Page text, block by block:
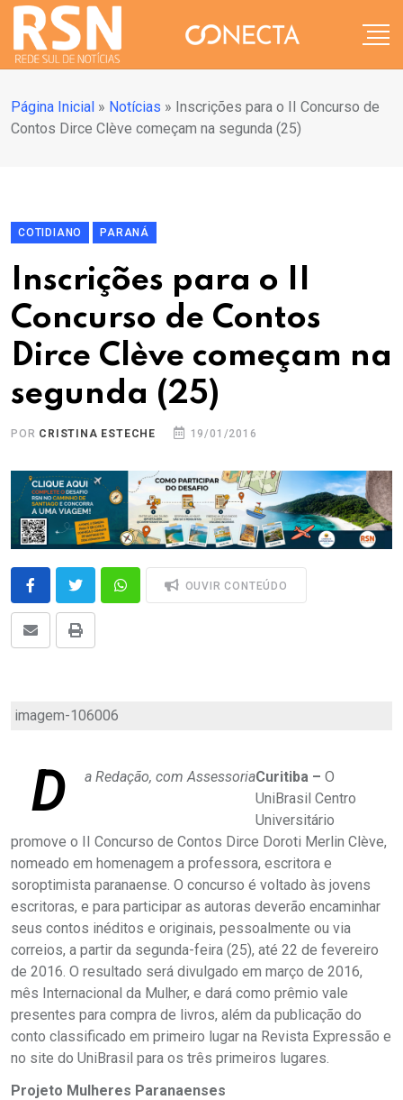
Página Inicial » Notícias » Inscrições para o II Concurso de
Contos Dirce Clève começam na segunda (25)
COTIDIANO PARANÁ
Inscrições para o II
Concurso de Contos
Dirce Clève começam na
segunda (25)
POR CRISTINA ESTECHE 19/01/2016
OUVIR CONTEÚDO
imagem-106006
D a Redação, com AssessoriaCuritiba – O
UniBrasil Centro
Universitário
promove o II Concurso de Contos Dirce Doroti Merlin Clève,
nomeado em homenagem a professora, escritora e
soroptimista paranaense. O concurso é voltado às jovens
escritoras, e para participar as autoras deverão encaminhar
seus contos inéditos e originais, pessoalmente ou via
correios, a partir da segunda-feira (25), até 22 de fevereiro
de 2016. O resultado será divulgado em março de 2016,
mês Internacional da Mulher, e dará como prêmio vale
presentes para compra de livros, além da publicação do
conto classificado em primeiro lugar na Revista Expressão e
no site do UniBrasil para os três primeiros lugares.
Projeto Mulheres Paranaenses